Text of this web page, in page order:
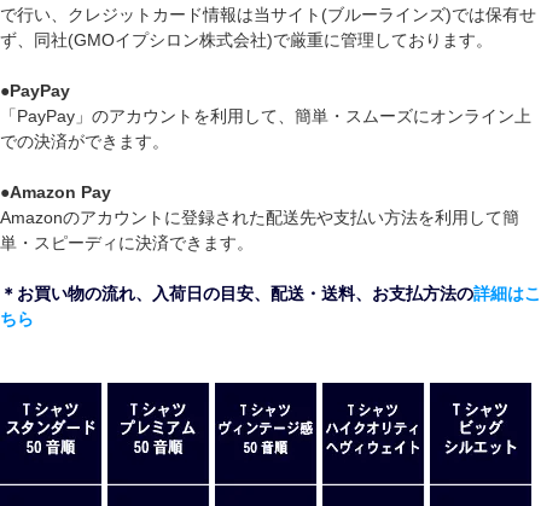
で行い、クレジットカード情報は当サイト(ブルーラインズ)では保有せ
ず、同社(GMOイプシロン株式会社)で厳重に管理しております。
●PayPay
「PayPay」のアカウントを利用して、簡単・スムーズにオンライン上
での決済ができます。
●Amazon Pay
Amazonのアカウントに登録された配送先や支払い方法を利用して簡
単・スピーディに決済できます。
＊お買い物の流れ、入荷日の目安、配送・送料、お支払方法の詳細はこ
ちら